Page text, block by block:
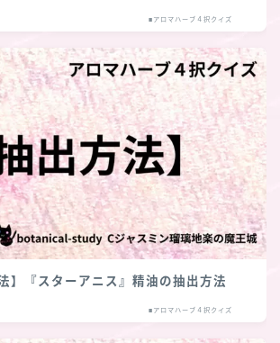
■アロマハーブ４択クイズ
】『スターアニス』精油の抽出方法
■アロマハーブ４択クイズ